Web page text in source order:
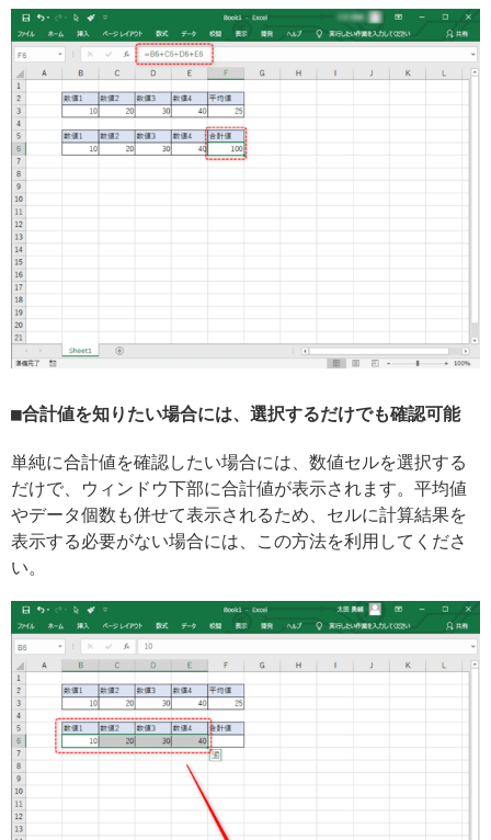
合計値を知りたい場合には、選択するだけでも確認可能
単純に合計値を確認したい場合には、数値セルを選択する
だけで、ウィンドウ下部に合計値が表示されます。平均値
やデータ個数も併せて表示されるため、セルに計算結果を
表示する必要がない場合には、この方法を利用してくださ
い。